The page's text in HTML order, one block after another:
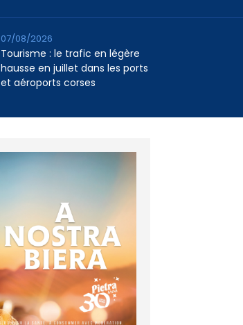
Tourisme : le trafic en légère
hausse en juillet dans les ports
et aéroports corses
07/08/2026